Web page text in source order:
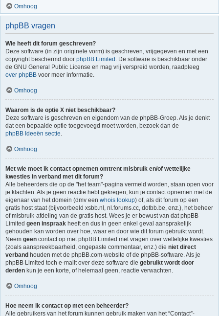
Omhoog
phpBB vragen
Wie heeft dit forum geschreven?
Deze software (in zijn originele vorm) is geschreven, vrijgegeven en met een
copyright beschermd door phpBB Limited . De software is beschikbaar onder
de GNU General Public License en mag vrij verspreid worden, raadpleeg
over phpBB voor meer informatie.
Omhoog
Waarom is de optie X niet beschikbaar?
Deze software is geschreven en eigendom van de phpBB-Groep. Als je denkt
dat een bepaalde optie toegevoegd moet worden, bezoek dan de
phpBB Ideeën sectie.
Omhoog
Met wie moet ik contact opnemen omtrent misbruik en/of wettelijke
kwesties in verband met dit forum?
Alle beheerders die op de "het team"-pagina vermeld worden, staan open voor
je klachten. Als je geen reactie hebt gekregen, kun je contact opnemen met de
eigenaar van het domein (dmv een whois lookup) of, als dit forum op een
gratis host staat (bijvoorbeeld xsbb.nl, nl.forums.cc, dotbb.be, enz.), het beheer
of misbruik-afdeling van de gratis host. Wees je er bewust van dat phpBB
Limited geen inspraak heeft en dus in geen enkel geval aansprakelijk
gehouden kan worden over hoe, waar en door wie dit forum gebruikt wordt.
Neem geen contact op met phpBB Limited met vragen over wettelijke kwesties
(zoals aanspreekbaarheid, ongepaste commentaar, enz.) die niet direct
verband houden met de phpBB.com-website of de phpBB-software. Als je
phpBB Limited toch e-mailt over deze software die gebruikt wordt door
derden kun je een korte, of helemaal geen, reactie verwachten.
Omhoog
Hoe neem ik contact op met een beheerder?
Alle gebruikers van het forum kunnen gebruik maken van het “Contact”-